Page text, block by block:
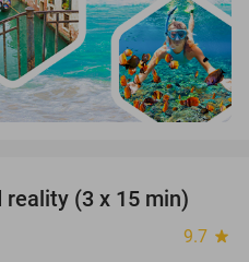
35%
(3 x 15 min)
9.7 star